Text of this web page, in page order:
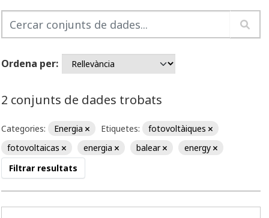
Ordena per
2 conjunts de dades trobats
Categories: Energia Etiquetes:
fotovoltàiques
fotovoltaicas
energia balear
energy
Filtrar resultats